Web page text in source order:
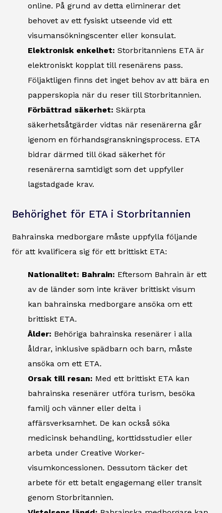
online. På grund av detta eliminerar det
behovet av ett fysiskt utseende vid ett
visumansökningscenter eller konsulat.
Elektronisk enkelhet: Storbritanniens ETA är
elektroniskt kopplat till resenärens pass.
Följaktligen finns det inget behov av att bära en
papperskopia när du reser till Storbritannien.
Förbättrad säkerhet: Skärpta
säkerhetsåtgärder vidtas när resenärerna går
igenom en förhandsgranskningsprocess. ETA
bidrar därmed till ökad säkerhet för
resenärerna samtidigt som det uppfyller
lagstadgade krav.
Behörighet för ETA i Storbritannien
Bahrainska medborgare måste uppfylla följande
för att kvalificera sig för ett brittiskt ETA:
Nationalitet: Bahrain: Eftersom Bahrain är ett
av de länder som inte kräver brittiskt visum
kan bahrainska medborgare ansöka om ett
brittiskt ETA.
Ålder: Behöriga bahrainska resenärer i alla
åldrar, inklusive spädbarn och barn, måste
ansöka om ett ETA.
Orsak till resan: Med ett brittiskt ETA kan
bahrainska resenärer utföra turism, besöka
familj och vänner eller delta i
affärsverksamhet. De kan också söka
medicinsk behandling, korttidsstudier eller
arbeta under Creative Worker-
visumkoncessionen. Dessutom täcker det
arbete för ett betalt engagemang eller transit
genom Storbritannien.